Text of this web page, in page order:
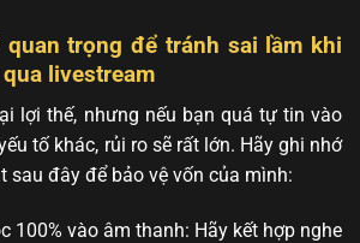
trọng để tránh sai lầm khi
livestream
lợi thế, nhưng nếu bạn quá tự tin vào
tố khác, rủi ro sẽ rất lớn. Hãy ghi nhớ
sau đây để bảo vệ vốn của mình:
100% vào âm thanh: Hãy kết hợp nghe